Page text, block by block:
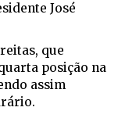
José
que
posição na
assim